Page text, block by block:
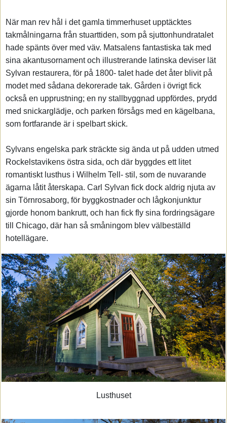
När man rev hål i det gamla timmerhuset upptäcktes
takmålningarna från stuarttiden, som på sjuttonhundratalet
hade spänts över med väv. Matsalens fantastiska tak med
sina akantusornament och illustrerande latinska deviser lät
Sylvan restaurera, för på 1800- talet hade det åter blivit på
modet med sådana dekorerade tak. Gården i övrigt fick
också en upprustning; en ny stallbyggnad uppfördes, prydd
med snickarglädje, och parken försågs med en kägelbana,
som fortfarande är i spelbart skick.
Sylvans engelska park sträckte sig ända ut på udden utmed
Rockelstavikens östra sida, och där byggdes ett litet
romantiskt lusthus i Wilhelm Tell- stil, som de nuvarande
ägarna låtit återskapa. Carl Sylvan fick dock aldrig njuta av
sin Törnrosaborg, för byggkostnader och lågkonjunktur
gjorde honom bankrutt, och han fick fly sina fordringsägare
till Chicago, där han så småningom blev välbeställd
hotellägare.
Lusthuset